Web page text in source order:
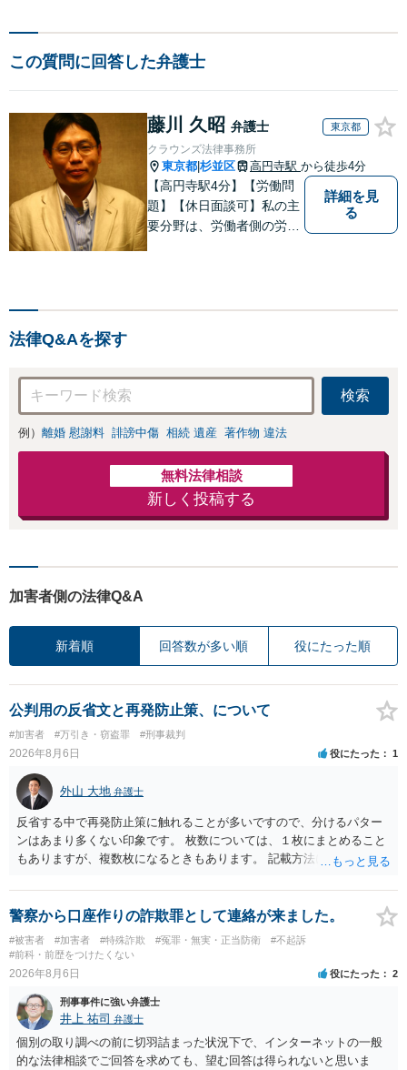
この質問に回答した弁護士
藤川 久昭 弁護士 東京都
クラウンズ法律事務所
東京都 杉並区 高円寺駅 から徒歩4分
【高円寺駅4分】【労働問
題】【休日面談可】私の主
要分野は、労働者側の労働
詳細を見
る
法律Q&Aを探す
検索
例） 離婚 慰謝料 誹謗中傷 相続 遺産 著作物 違法
無料法律相談
新しく投稿する
加害者側の法律Q&A
新着順 回答数が多い順 役にたった順
公判用の反省文と再発防止策、について
#加害者 #万引き・窃盗罪 #刑事裁判
2026年8月6日 役にたった 1
外山 大地 弁護士
反省する中で再発防止策に触れることが多いですので、分けるパター
ンはあまり多くない印象です。 枚数については、１枚にまとめること
もありますが、複数枚になるときもあります。 記載方法については、
います。 したがいまして、いずれも良いかと考えます。
警察から口座作りの詐欺罪として連絡が来ました。
#被害者 #加害者 #特殊詐欺 #冤罪・無実・正当防衛
#不起訴
#前科・前歴をつけたくない
2026年8月6日 役にたった 2
刑事事件に強い弁護士
井上 祐司 弁護士
個別の取り調べの前に切羽詰まった状況下で、インターネットの一般
的な法律相談でご回答を求めても、望む回答は得られないと思いま